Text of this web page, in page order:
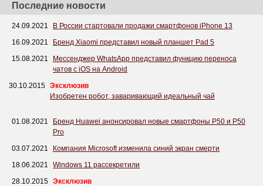
Последние новости
24.09.2021
В России стартовали продажи смартфонов iPhone 13
16.09.2021
Бренд Xiaomi представил новый планшет Pad 5
15.08.2021
Мессенджер WhatsApp представил функцию переноса
чатов с iOS на Android
30.10.2015 Эксклюзив
Изобретен робот, заваривающий идеальный чай
01.08.2021
Бренд Huawei анонсировал новые смартфоны P50 и P50
Pro
03.07.2021
Компания Microsoft изменила синий экран смерти
18.06.2021
Windows 11 рассекретили
28.10.2015 Эксклюзив